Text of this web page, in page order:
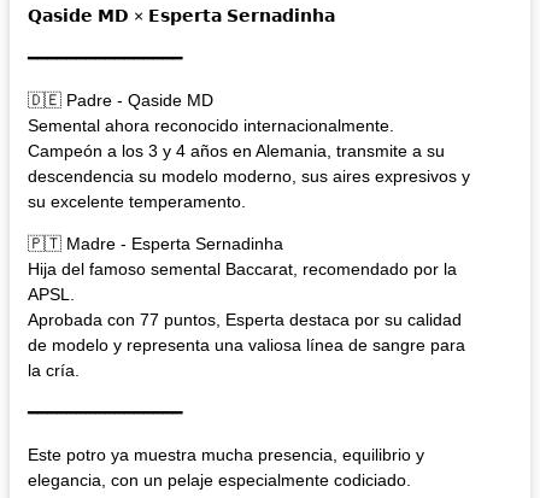
𝗤𝗮𝘀𝗶𝗱𝗲 𝗠𝗗 × 𝗘𝘀𝗽𝗲𝗿𝘁𝗮 𝗦𝗲𝗿𝗻𝗮𝗱𝗶𝗻𝗵𝗮
━━━━━━━━━━━━━━━━
🇩🇪 Padre - Qaside MD
Semental ahora reconocido internacionalmente.
Campeón a los 3 y 4 años en Alemania, transmite a su
descendencia su modelo moderno, sus aires expresivos y
su excelente temperamento.
🇵🇹 Madre - Esperta Sernadinha
Hija del famoso semental Baccarat, recomendado por la
APSL.
Aprobada con 77 puntos, Esperta destaca por su calidad
de modelo y representa una valiosa línea de sangre para
la cría.
━━━━━━━━━━━━━━━━
Este potro ya muestra mucha presencia, equilibrio y
elegancia, con un pelaje especialmente codiciado.